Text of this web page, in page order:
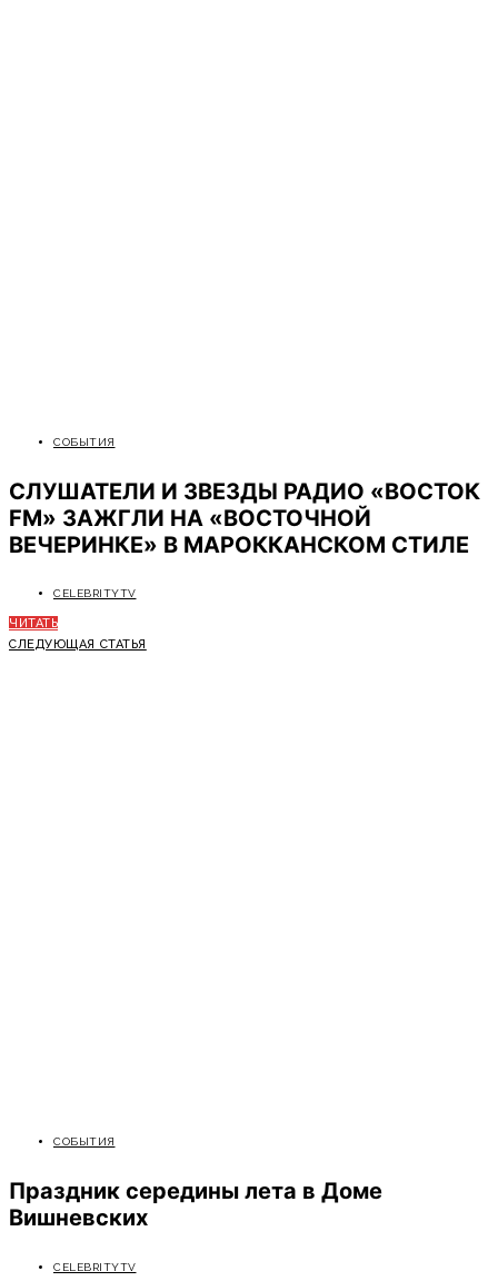
СОБЫТИЯ
СЛУШАТЕЛИ И ЗВЕЗДЫ РАДИО «ВОСТОК
FM» ЗАЖГЛИ НА «ВОСТОЧНОЙ
ВЕЧЕРИНКЕ» В МАРОККАНСКОМ СТИЛЕ
CELEBRITYTV
ЧИТАТЬ
СЛЕДУЮЩАЯ СТАТЬЯ
СОБЫТИЯ
Праздник середины лета в Доме
Вишневских
CELEBRITYTV